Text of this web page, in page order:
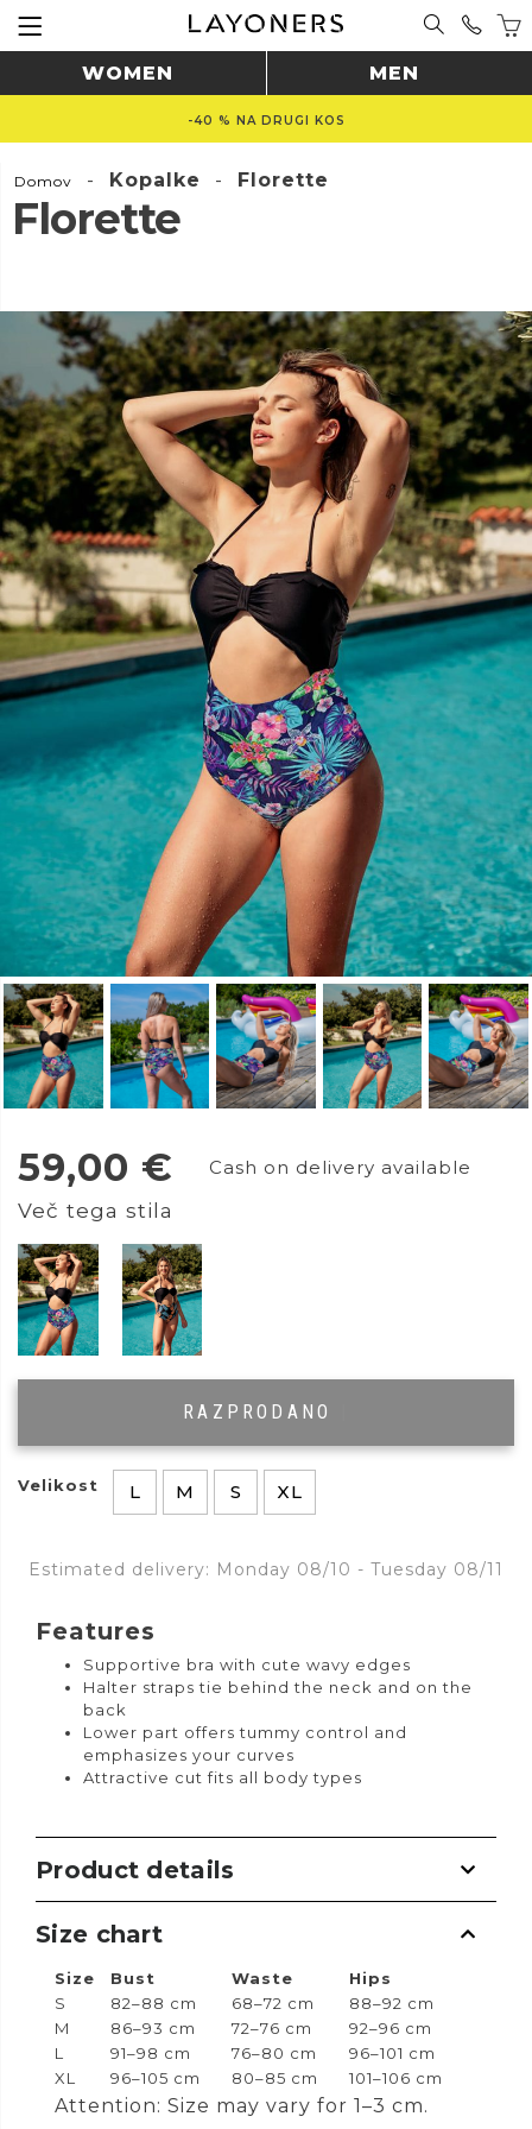
WOMEN MEN
-40 % NA DRUGI KOS
Domov - Kopalke - Florette
Florette
59,00 € Cash on delivery available
Več tega stila
RAZPRODANO
Velikost L M S XL
Estimated delivery: Monday 08/10 - Tuesday 08/11
Features
Supportive bra with cute wavy edges
Halter straps tie behind the neck and on the
back
Lower part offers tummy control and
emphasizes your curves
Attractive cut fits all body types
Product details
Size chart
Size Bust Waste
Hips
S
82–88 cm 68–72 cm
88–92 cm
M
86–93 cm 72–76 cm
92–96 cm
L
91–98 cm 76–80 cm
96–101 cm
XL
96–105 cm 80–85 cm 101–106 cm
Attention: Size may vary for 1–3 cm.